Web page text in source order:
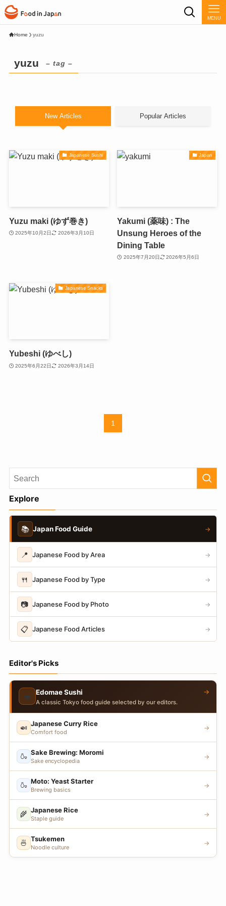
MENU
Home yuzu
yuzu – tag –
New Articles Popular Articles
Japanese Sushi
Yuzu maki (ゆず巻き)
2025年10月2日 2026年3月10日
Japan
Yakumi (薬味) : The
Unsung Heroes of the
Dining Table
2025年7月20日 2026年5月6日
Japanese Snacks
Yubeshi (ゆべし)
2025年6月22日 2026年3月14日
1
Explore
📚 Japan Food Guide →
📍 Japanese Food by Area →
🍴 Japanese Food by Type →
📷 Japanese Food by Photo →
📋 Japanese Food Articles →
Editor's Picks
🍣 Edomae Sushi
A classic Tokyo food guide selected by our editors.
→
🍛 Japanese Curry Rice
Comfort food
→
🍶 Sake Brewing: Moromi
Sake encyclopedia
→
🍶 Moto: Yeast Starter
Brewing basics
→
🌾 Japanese Rice
Staple guide
→
🍜 Tsukemen
Noodle culture
→